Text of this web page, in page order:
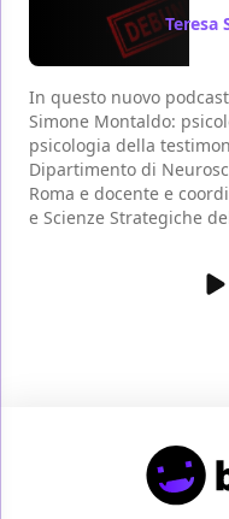
Teresa
In questo nuovo
Simone Montaldo:
psicologia della
Dipartimento di
Roma e docente e
e Scienze Strategiche